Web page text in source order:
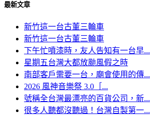
最新文章
新竹這一台古董三輪車
新竹這一台古董三輪車
下午忙噴漆時，友人告知有一台早...
星期五台灣大都放颱風假之時
南部客戶需要一台，廟會使用的傳...
2026 風神音樂祭 3.0［...
號稱全台灣最漂亮的百貨公司，新...
很多人聽都沒聽過！台灣自製第一...